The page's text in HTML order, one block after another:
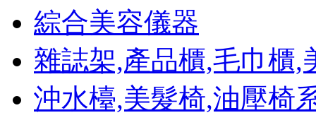
綜合美容儀器
雜誌架,產品櫃,毛巾櫃,
沖水檯,美髮椅,油壓椅